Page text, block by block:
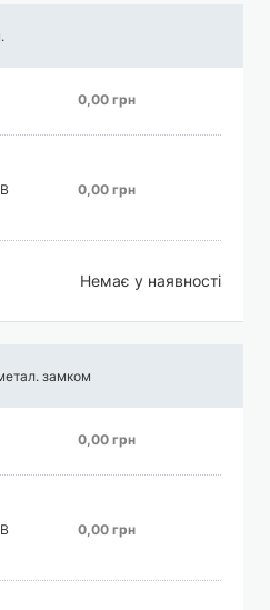
0,00 грн
0,00 грн
Немає у наявності
замком
0,00 грн
0,00 грн